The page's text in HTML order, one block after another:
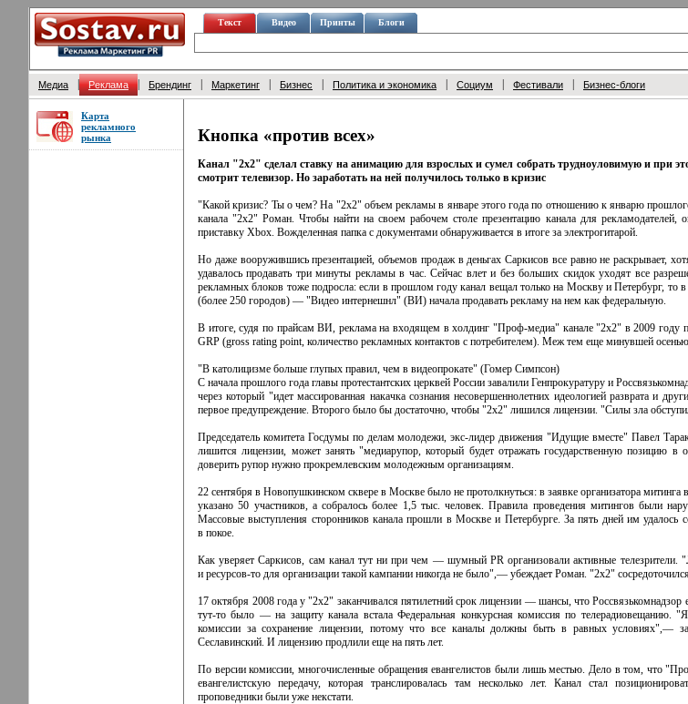
Текст Видео Принты Блоги
Медиа Реклама Брендинг Маркетинг Бизнес Политика и экономика Социум Фестивали Бизнес-блоги
Карта
рекламного
рынка
Кнопка «против всех»
Канал "2x2" сделал ставку на анимацию для взрослых и сумел собрать трудноуловимую и при
смотрит телевизор. Но заработать на ней получилось только в кризис
"Какой кризис? Ты о чем? На "2х2" объем рекламы в январе этого года по отношению к январю
канала "2x2" Роман. Чтобы найти на своем рабочем столе презентацию канала для рекламодателей,
приставку Xbox. Вожделенная папка с документами обнаруживается в итоге за электрогитарой.
Но даже вооружившись презентацией, объемов продаж в деньгах Саркисов все равно не раскрывает,
удавалось продавать три минуты рекламы в час. Сейчас влет и без больших скидок уходят все
рекламных блоков тоже подросла: если в прошлом году канал вещал только на Москву и Петербург, то
(более 250 городов) — "Видео интернешнл" (ВИ) начала продавать рекламу на нем как федеральную.
В итоге, судя по прайсам ВИ, реклама на входящем в холдинг "Проф-медиа" канале "2x2" в 2009 году
GRP (gross rating point, количество рекламных контактов с потребителем). Меж тем еще минувшей осенью
"В католицизме больше глупых правил, чем в видеопрокате" (Гомер Симпсон)
С начала прошлого года главы протестантских церквей России завалили Генпрокуратуру и
через который "идет массированная накачка сознания несовершеннолетних идеологией разврата и
первое предупреждение. Второго было бы достаточно, чтобы "2x2" лишился лицензии. "Силы зла
Председатель комитета Госдумы по делам молодежи, экс-лидер движения "Идущие вместе" Павел
лишится лицензии, может занять "медиарупор, который будет отражать государственную позицию в
доверить рупор нужно прокремлевским молодежным организациям.
22 сентября в Новопушкинском сквере в Москве было не протолкнуться: в заявке организатора
указано 50 участников, а собралось более 1,5 тыс. человек. Правила проведения митингов были
Массовые выступления сторонников канала прошли в Москве и Петербурге. За пять дней им удалось
в покое.
Как уверяет Саркисов, сам канал тут ни при чем — шумный PR организовали активные
и ресурсов-то для организации такой кампании никогда не было",— убеждает Роман. "2x2"
17 октября 2008 года у "2x2" заканчивался пятилетний срок лицензии — шансы, что
тут-то было — на защиту канала встала Федеральная конкурсная комиссия по телерадиовещанию.
комиссии за сохранение лицензии, потому что все каналы должны быть в равных условиях",—
Сеславинский. И лицензию продлили еще на пять лет.
По версии комиссии, многочисленные обращения евангелистов были лишь местью. Дело в том, что
евангелистскую передачу, которая транслировалась там несколько лет. Канал стал
проповедники были уже некстати.